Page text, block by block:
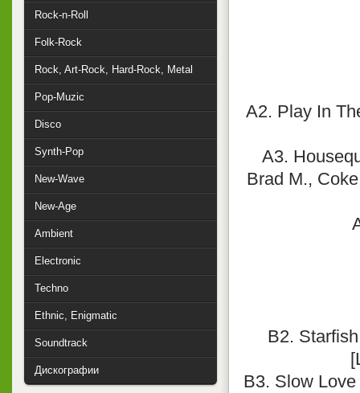
A2. Play In
A3.
Brad M.,
B2.
B3. Slow
Rock-n-Roll
Folk-Rock
Rock, Art-Rock, Hard-Rock, Metal
Pop-Muzic
Disco
Synth-Pop
New-Wave
New-Age
Ambient
Electronic
Techno
Ethnic, Enigmatic
Soundtrack
Дискографии